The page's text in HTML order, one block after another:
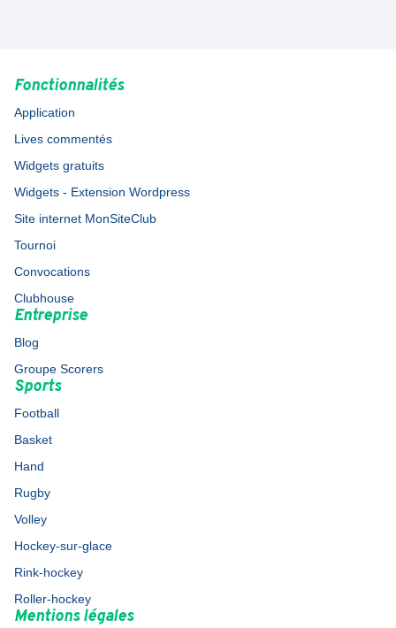
Fonctionnalités
Application
Lives commentés
Widgets gratuits
Widgets - Extension Wordpress
Site internet MonSiteClub
Tournoi
Convocations
Clubhouse
Entreprise
Blog
Groupe Scorers
Sports
Football
Basket
Hand
Rugby
Volley
Hockey-sur-glace
Rink-hockey
Roller-hockey
Mentions légales